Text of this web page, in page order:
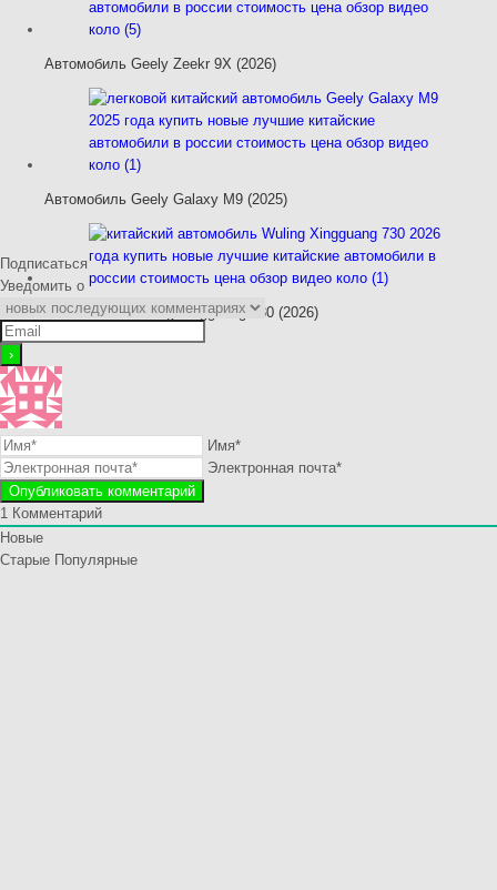
Автомобиль Geely Zeekr 9X (2026)
Автомобиль Geely Galaxy M9 (2025)
Автомобиль Wuling Xingguang 730 (2026)
Подписаться
Уведомить о
Имя*
Электронная почта*
1 Комментарий
Новые
Старые Популярные